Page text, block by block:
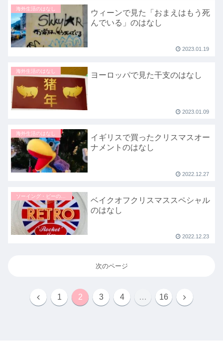
海外生活のはなし
ウィーンで見た「おまえはもう死
んでいる」のはなし
2023.01.19
海外生活のはなし ヨーロッパで見た干支のはなし
2023.01.09
海外生活のはなし
イギリスで買ったクリスマスオー
ナメントのはなし
2022.12.27
ベイクオフクリスマススペシャル
のはなし
2022.12.23
次のページ
1 2 3 4 … 16